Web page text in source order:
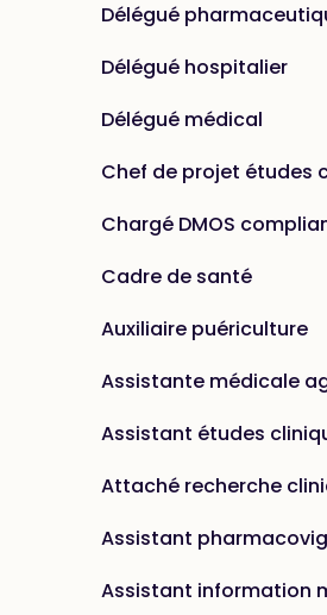
Délégué
Délégué hospitalier
Délégué médical
Chef de projet études
Chargé DMOS
Cadre de santé
Auxiliaire puériculture
Assistante médicale
Assistant études
Attaché recherche
Assistant
Assistant information